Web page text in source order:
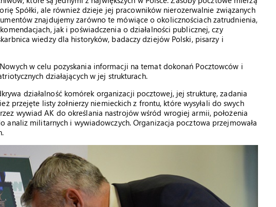
Spółki, ale również dzieje jej pracowników nierozerwalnie związanych
znajdujemy zarówno te mówiące o okolicznościach zatrudnienia,
jak i poświadczenia o działalności publicznej, czy
wiedzy dla historyków, badaczy dziejów Polski, pisarzy i
w celu pozyskania informacji na temat dokonań Pocztowców i
działających w jej strukturach.
działalność komórek organizacji pocztowej, jej strukturę, zadania
przejęte listy żołnierzy niemieckich z frontu, które wysyłali do swych
wywiad AK do określania nastrojów wśród wrogiej armii, położenia
analiz militarnych i wywiadowczych. Organizacja pocztowa przejmowała